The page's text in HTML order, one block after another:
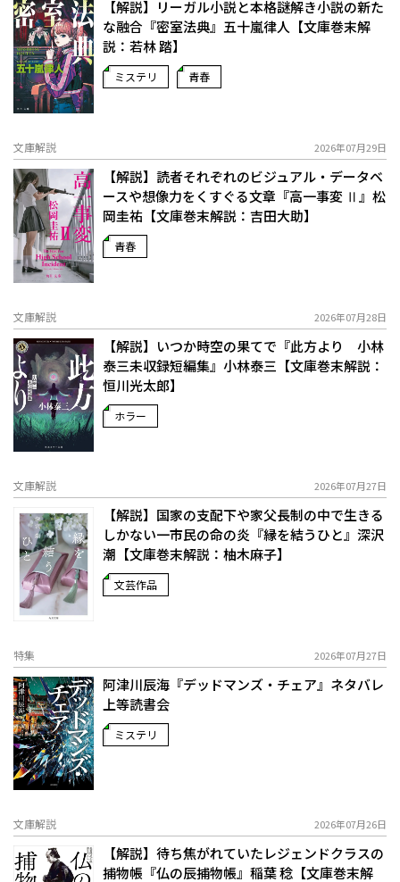
【解説】リーガル小説と本格謎解き小説の新た
な融合――『密室法典』五十嵐律人【文庫巻末解
説：若林 踏】
ミステリ 青春
文庫解説 2026年07月29日
【解説】読者それぞれのビジュアル・データベ
ースや想像力をくすぐる文章――『高一事変 Ⅱ』松
岡圭祐【文庫巻末解説：吉田大助】
青春
文庫解説 2026年07月28日
【解説】いつか時空の果てで――『此方より 小林
泰三未収録短編集』小林泰三【文庫巻末解説：
恒川光太郎】
ホラー
文庫解説 2026年07月27日
【解説】国家の支配下や家父長制の中で生きる
しかない一市民の命の炎――『縁を結うひと』深沢
潮【文庫巻末解説：柚木麻子】
文芸作品
特集 2026年07月27日
阿津川辰海『デッドマンズ・チェア』ネタバレ
上等読書会
ミステリ
文庫解説 2026年07月26日
【解説】待ち焦がれていたレジェンドクラスの
捕物帳――『仏の辰捕物帳』稲葉 稔【文庫巻末解